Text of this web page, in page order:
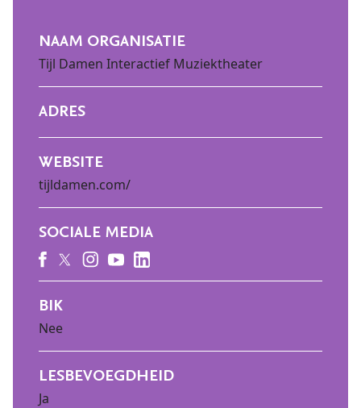
NAAM ORGANISATIE
Tijl Damen Interactief Muziektheater
ADRES
WEBSITE
tijldamen.com/
SOCIALE MEDIA
BIK
Nee
LESBEVOEGDHEID
Ja